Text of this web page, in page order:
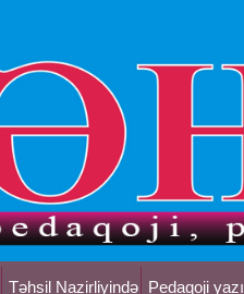
Təhsil Nazirliyində Pedaqoji